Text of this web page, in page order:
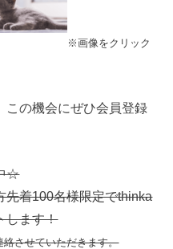
※画像をクリック
この機会にぜひ会員登録
☆
先着100名様限定でthinka
します！
させていただきます。